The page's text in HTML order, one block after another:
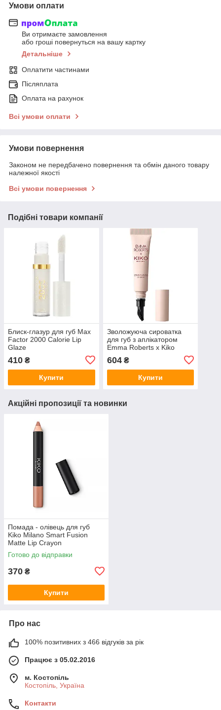
Умови оплати
Ви отримаєте замовлення
або гроші повернуться на вашу картку
Детальніше
Оплатити частинами
Післяплата
Оплата на рахунок
Всі умови оплати
Умови повернення
Законом не передбачено повернення та обмін даного товару
належної якості
Всі умови повернення
Подібні товари компанії
Блиск-глазур для губ Max
Factor 2000 Calorie Lip
Glaze
410 ₴
Купити
Зволожуюча сироватка
для губ з аплікатором
Emma Roberts x Kiko
Milano Scrub-A-Licious Lip
Serum
604₴
Купити
Акційні пропозиції та новинки
Помада - олівець для губ
Kiko Milano Smart Fusion
Matte Lip Crayon
Готово до відправки
370 ₴
Купити
Про нас
100% позитивних з 466 відгуків за рік
Працює з 05.02.2016
м. Костопіль
Костопіль, Україна
Контакти